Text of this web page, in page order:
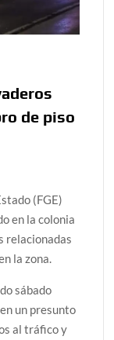
de piso
(FGE)
en la colonia
relacionadas
la zona.
sábado
un presunto
al tráfico y